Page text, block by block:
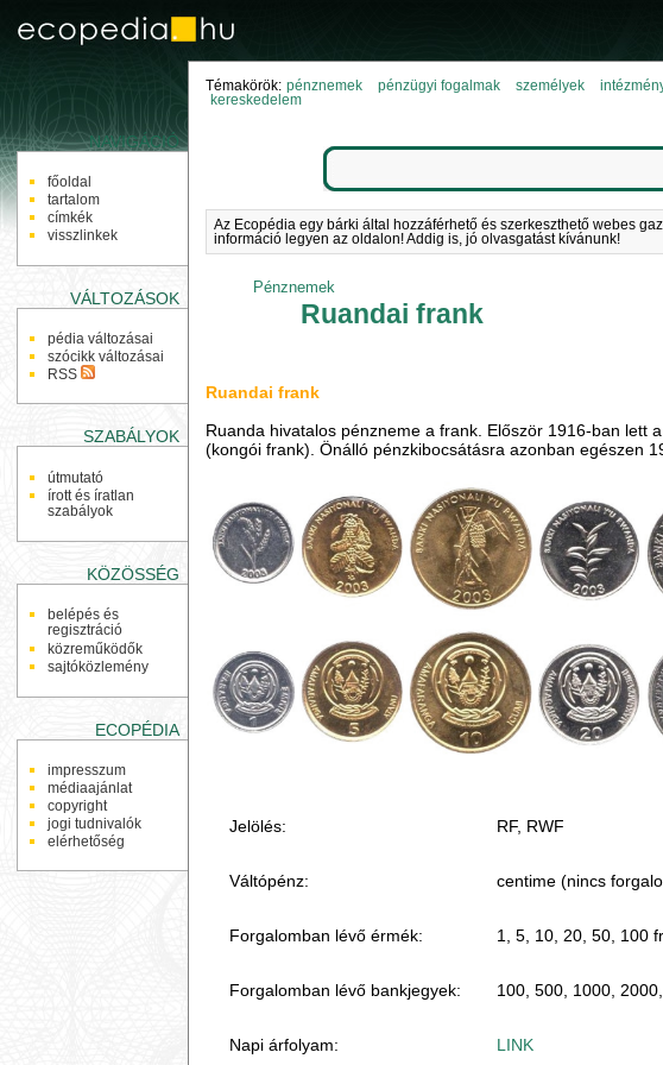
NAVIGÁCIÓ
főoldal
tartalom
címkék
visszlinkek
VÁLTOZÁSOK
pédia változásai
szócikk változásai
RSS
SZABÁLYOK
útmutató
írott és íratlan
szabályok
KÖZÖSSÉG
belépés és
regisztráció
közreműködők
sajtóközlemény
ECOPÉDIA
impresszum
médiaajánlat
copyright
jogi tudnivalók
elérhetőség
Témakörök: pénznemek pénzügyi fogalmak személyek
kereskedelem
Az Ecopédia egy bárki által hozzáférhető és szerkeszthető webes
információ legyen az oldalon! Addig is, jó olvasgatást kívánunk!
Pénznemek
Ruandai frank
Ruandai frank
Ruanda hivatalos pénzneme a frank. Először 1916-ban lett
(kongói frank). Önálló pénzkibocsátásra azonban egészen
Jelölés: RF, RWF
Váltópénz: centime (nincs
Forgalomban lévő érmék: 1, 5, 10, 20, 50, 100
Forgalomban lévő bankjegyek: 100, 500, 1000,
Napi árfolyam: LINK